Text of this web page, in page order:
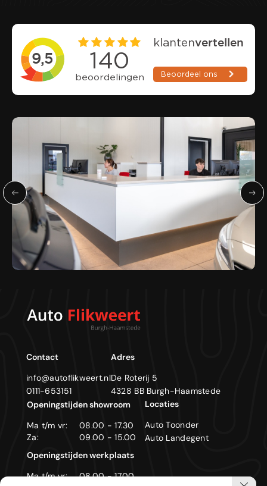
Contact
info@autoflikweert.nl
0111-653151
Adres
De Roterij 5
4328 BB Burgh-Haamstede
Openingstijden showroom
Ma t/m vr:
08.00 - 17.30
Za:
09.00 - 15.00
Openingstijden werkplaats
Ma t/m vr:
08.00 - 17.00
Locaties
Auto Toonder
Auto Landegent